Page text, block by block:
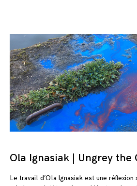
Ola Ignasiak | Ungrey the
Le travail d’Ola Ignasiak est une réflexion